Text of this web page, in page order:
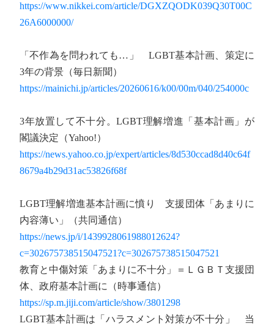
https://www.nikkei.com/article/DGXZQODK039Q30T00C
26A6000000/
「不作為を問われても…」 LGBT基本計画、策定に
3年の背景（毎日新聞）
https://mainichi.jp/articles/20260616/k00/00m/040/254000c
3年放置して不十分。LGBT理解増進「基本計画」が
閣議決定（Yahoo!）
https://news.yahoo.co.jp/expert/articles/8d530ccad8d40c64f
8679a4b29d31ac53826f68f
LGBT理解増進基本計画に憤り 支援団体「あまりに
内容薄い」（共同通信）
https://news.jp/i/1439928061988012624?
c=302675738515047521?c=302675738515047521
教育と中傷対策「あまりに不十分」＝ＬＧＢＴ支援団
体、政府基本計画に（時事通信）
https://sp.m.jiji.com/article/show/3801298
LGBT基本計画は「ハラスメント対策が不十分」 当